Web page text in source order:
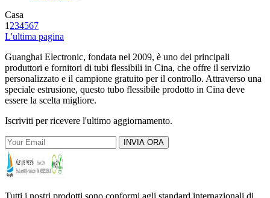
Casa
1 234567
L'ultima pagina
Guanghai Electronic, fondata nel 2009, è uno dei principali
produttori e fornitori di tubi flessibili in Cina, che offre il servizio
personalizzato e il campione gratuito per il controllo. Attraverso una
speciale estrusione, questo tubo flessibile prodotto in Cina deve
essere la scelta migliore.
Iscriviti per ricevere l'ultimo aggiornamento.
INVIA ORA
Tutti i nostri prodotti sono conformi agli standard internazionali di